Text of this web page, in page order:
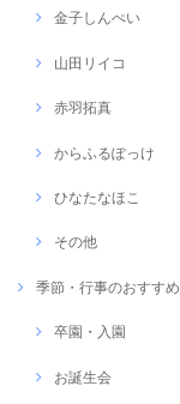
金子しんぺい
山田リイコ
赤羽拓真
からふるぽっけ
ひなたなほこ
その他
季節・行事のおすすめ
卒園・入園
お誕生会